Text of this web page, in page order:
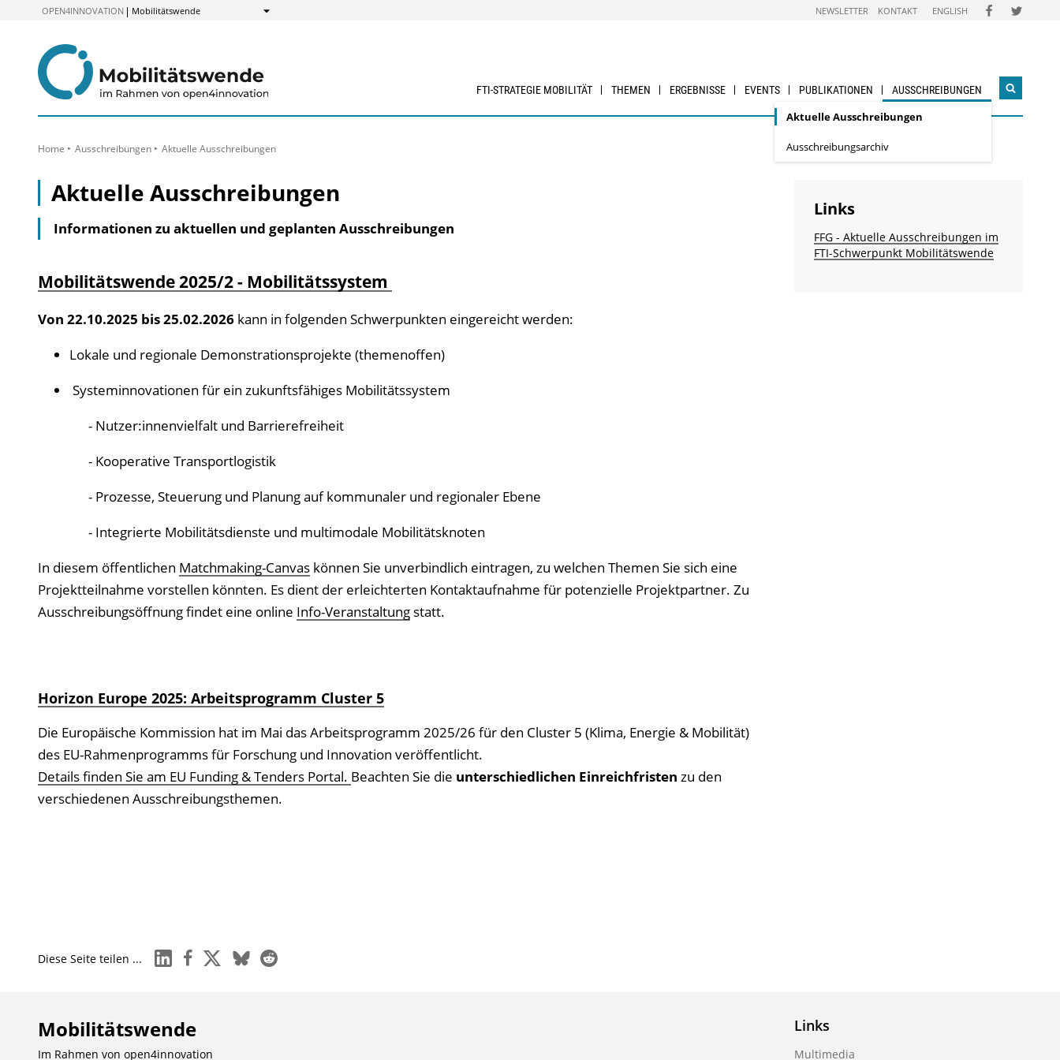
OPEN4INNOVATION Mobilitätswende
Anzeigen
NEWSLETTER KONTAKT ENGLISH FOLGEN
SIE
FOLGEN
SIE
FTI-STRATEGIE MOBILITÄT THEMEN ERGEBNISSE EVENTS PUBLIKATIONEN AUSSCHREIBUNGEN
Aktuelle Ausschreibungen
Ausschreibungsarchiv
Home Ausschreibungen Aktuelle Ausschreibungen
Aktuelle Ausschreibungen
Informationen zu aktuellen und geplanten Ausschreibungen
Mobilitätswende 2025/2 - Mobilitätssystem
Von 22.10.2025 bis 25.02.2026kann in folgenden Schwerpunkten eingereicht werden:
Lokale und regionale Demonstrationsprojekte (themenoffen)
Systeminnovationen für ein zukunftsfähiges Mobilitätssystem
- Nutzer:innenvielfalt und Barrierefreiheit
- Kooperative Transportlogistik
- Prozesse, Steuerung und Planung auf kommunaler und regionaler Ebene
- Integrierte Mobilitätsdienste und multimodale Mobilitätsknoten
In diesem öffentlichen Matchmaking-Canvaskönnen Sie unverbindlich eintragen, zu welchen Themen Sie sich eine
Projektteilnahme vorstellen könnten. Es dient der erleichterten Kontaktaufnahme für potenzielle Projektpartner. Zu
Ausschreibungsöffnung findet eine online Info-Veranstaltungstatt.
Horizon Europe 2025: Arbeitsprogramm Cluster 5
Die Europäische Kommission hat im Mai das Arbeitsprogramm 2025/26 für den Cluster 5 (Klima, Energie & Mobilität)
des EU-Rahmenprogramms für Forschung und Innovation veröffentlicht.
Details finden Sie am EU Funding & Tenders Portal. Beachten Sie die unterschiedlichen Einreichfristen zu den
verschiedenen Ausschreibungsthemen.
Links
FFG - Aktuelle Ausschreibungen im
FTI-Schwerpunkt Mobilitätswende
Diese Seite teilen ... linkedinfacebook
x blueskyreddit
Mobilitätswende
Im Rahmen von open4innovation
Links
Multimedia